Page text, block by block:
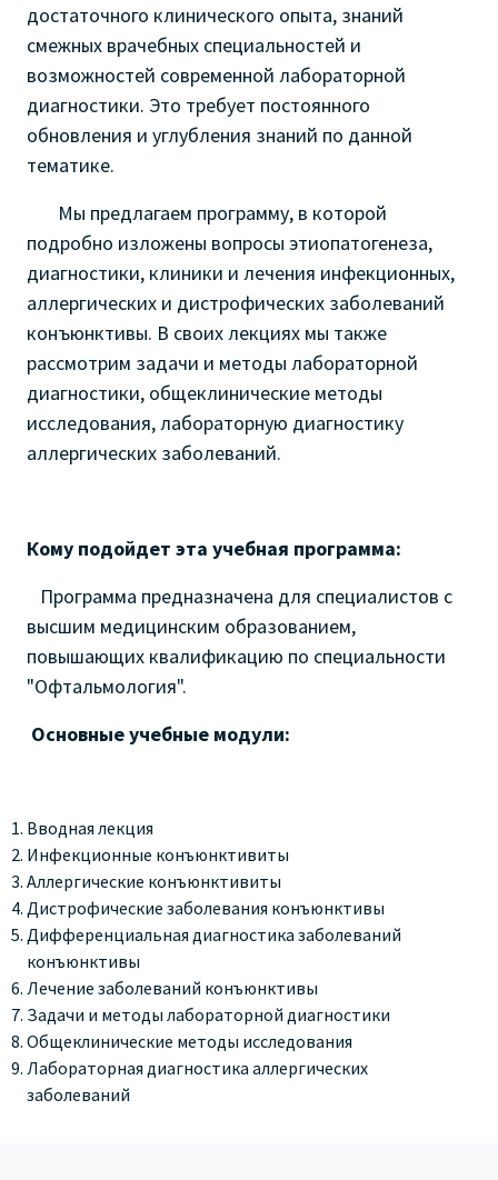
достаточного клинического опыта, знаний
смежных врачебных специальностей и
возможностей современной лабораторной
диагностики. Это требует постоянного
обновления и углубления знаний по данной
тематике.
Мы предлагаем программу, в которой
подробно изложены вопросы этиопатогенеза,
диагностики, клиники и лечения инфекционных,
аллергических и дистрофических заболеваний
конъюнктивы. В своих лекциях мы также
рассмотрим задачи и методы лабораторной
диагностики, общеклинические методы
исследования, лабораторную диагностику
аллергических заболеваний.
Кому подойдет эта учебная программа:
Программа предназначена для специалистов с
высшим медицинским образованием,
повышающих квалификацию по специальности
"Офтальмология".
Основные учебные модули:
Вводная лекция
Инфекционные конъюнктивиты
Аллергические конъюнктивиты
Дистрофические заболевания конъюнктивы
Дифференциальная диагностика заболеваний
конъюнктивы
Лечение заболеваний конъюнктивы
Задачи и методы лабораторной диагностики
Общеклинические методы исследования
Лабораторная диагностика аллергических
заболеваний